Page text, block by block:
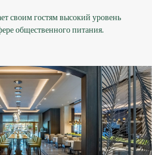
своим гостям высокий уровень
общественного питания.